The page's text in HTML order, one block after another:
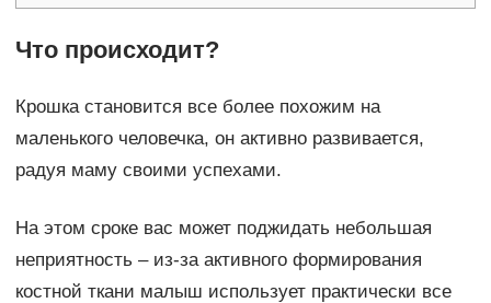
Что происходит?
Крошка становится все более похожим на
маленького человечка, он активно развивается,
радуя маму своими успехами.
На этом сроке вас может поджидать небольшая
неприятность – из-за активного формирования
костной ткани малыш использует практически все